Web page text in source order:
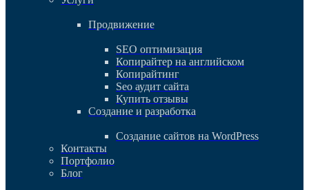
Продвижение
SEO оптимизация
Копирайтер на английском
Копирайтинг
Seo аудит сайта
Купить отзывы
Создание и разработка
Cоздание сайтов на WordPress
Контакты
Портфолио
Блог